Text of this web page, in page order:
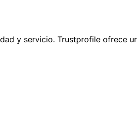
y servicio. Trustprofile ofrece